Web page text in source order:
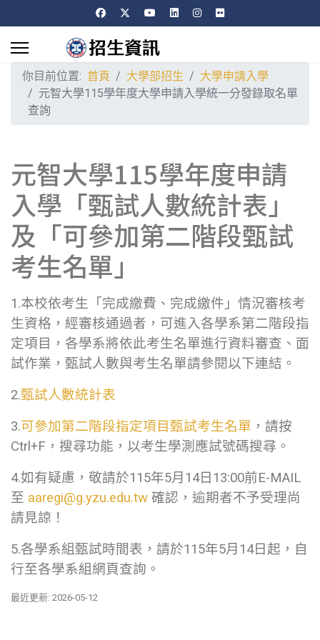
你目前位置: 首頁 大學部招生
大學申請入學
元智大學115學年度大學申請入學統一分發錄取名單
查詢
元智大學115學年度申請
入學「甄試人數統計表」
及「可參加第二階段甄試
考生名單」
1.本校依考生「完成繳費、完成繳件」情況審核考
生資格，經審核通過者，可進入各學系第二階段指
定項目，各學系將依此考生名單進行資料審查、面
試作業，甄試人數與考生名單請參閱以下連結。
2.甄試人數統計表
3.可參加第二階段指定項目甄試考生名單 ，請按
Ctrl+F，搜尋功能，以考生學測應試號碼搜尋。
4.如有疑慮，敬請於115年5月14日13:00前E-MAIL
至 aaregi@g.yzu.edu.tw 確認，逾期者不予受理尚
請見諒！
5.各學系組甄試時間表，請於115年5月14日起，自
行至各學系組網頁查詢。
最近更新: 2026-05-12